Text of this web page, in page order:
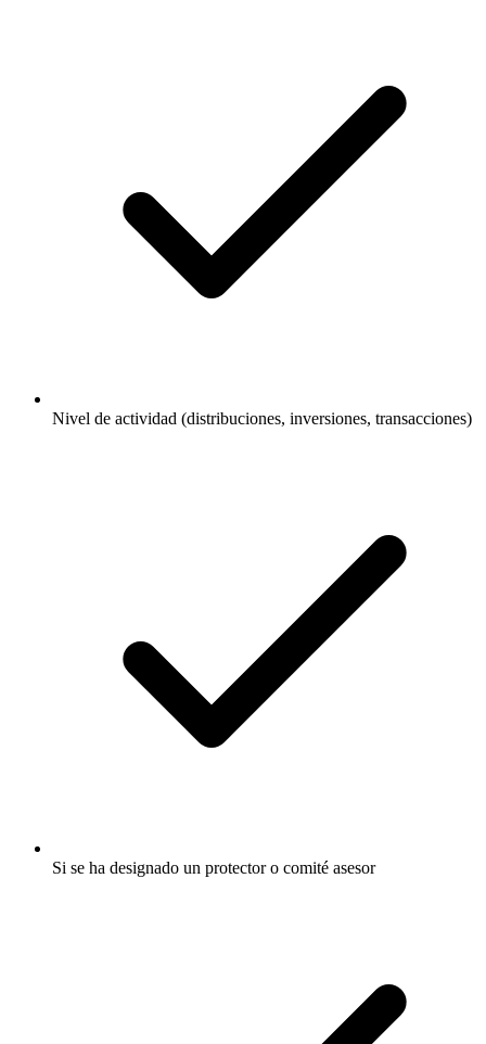
Nivel de actividad (distribuciones, inversiones, transacciones)
Si se ha designado un protector o comité asesor